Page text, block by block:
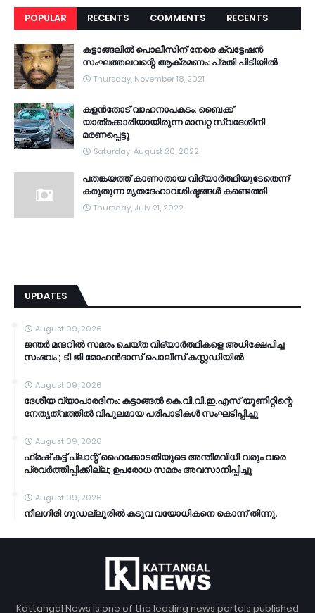
POPULAR RECENTS COMMENTS RECENTS
കട്ടാങ്ങലിൽ പൊലീസിന് നേരെ ക്വട്ടേഷൻ
സംഘത്തലവന്റെ ആക്രമണം: പ്രതി പിടിയിൽ
Thursday, November 18, 2021
കളൻതോട് വാഹനാപകടം: ബൈക്ക്
യാത്രക്കാരിയായിരുന്ന മാമ്പറ്റ സ്വദേശിനി
മരണപ്പെട്ടു
Saturday, August 20, 2022
പതങ്കയത്ത് കാണാതായ വിദ്യാർത്ഥിയുടേതെന്ന്
കരുതുന്ന മൃതദേഹാവശിഷ്ടങ്ങൾ കണ്ടെത്തി
Thursday, July 21, 2022
UPDATES
August 09, 2026
ജന്തര്‍ മന്ദറില്‍ സമരം ചെയ്ത വിദ്യാര്‍ത്ഥികളെ അധിക്ഷേപിച്ച
സംഭവം ; ടി ജി മോഹൻദാസ് പൊലീസ് കസ്റ്റഡിയിൽ
August 09, 2026
ദേശീയ വ്യാപാരദിനം: കട്ടാങ്ങൽ കെ.വി.വി.ഇ.എസ് യൂണിറ്റിന്റെ
നേതൃത്വത്തിൽ വിപുലമായ പരിപാടികൾ സംഘടിപ്പിച്ചു
August 09, 2026
ഫ്രഷ് കട്ട് പ്ലാന്റ് ഹൈക്കോടതിയുടെ അന്തിമവിധി വരും വരെ
പ്രവർത്തിപ്പിക്കില്ല; ഉപരോധ സമരം അവസാനിപ്പിച്ചു
August 09, 2026
നീലഗിരി ഗൂഡല്ലൂരിൽ കടുവ വയോധികനെ കൊന്ന് തിന്നു.
Kattangal News is one of the leading news portals published